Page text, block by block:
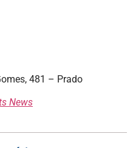
481 – Prado
News